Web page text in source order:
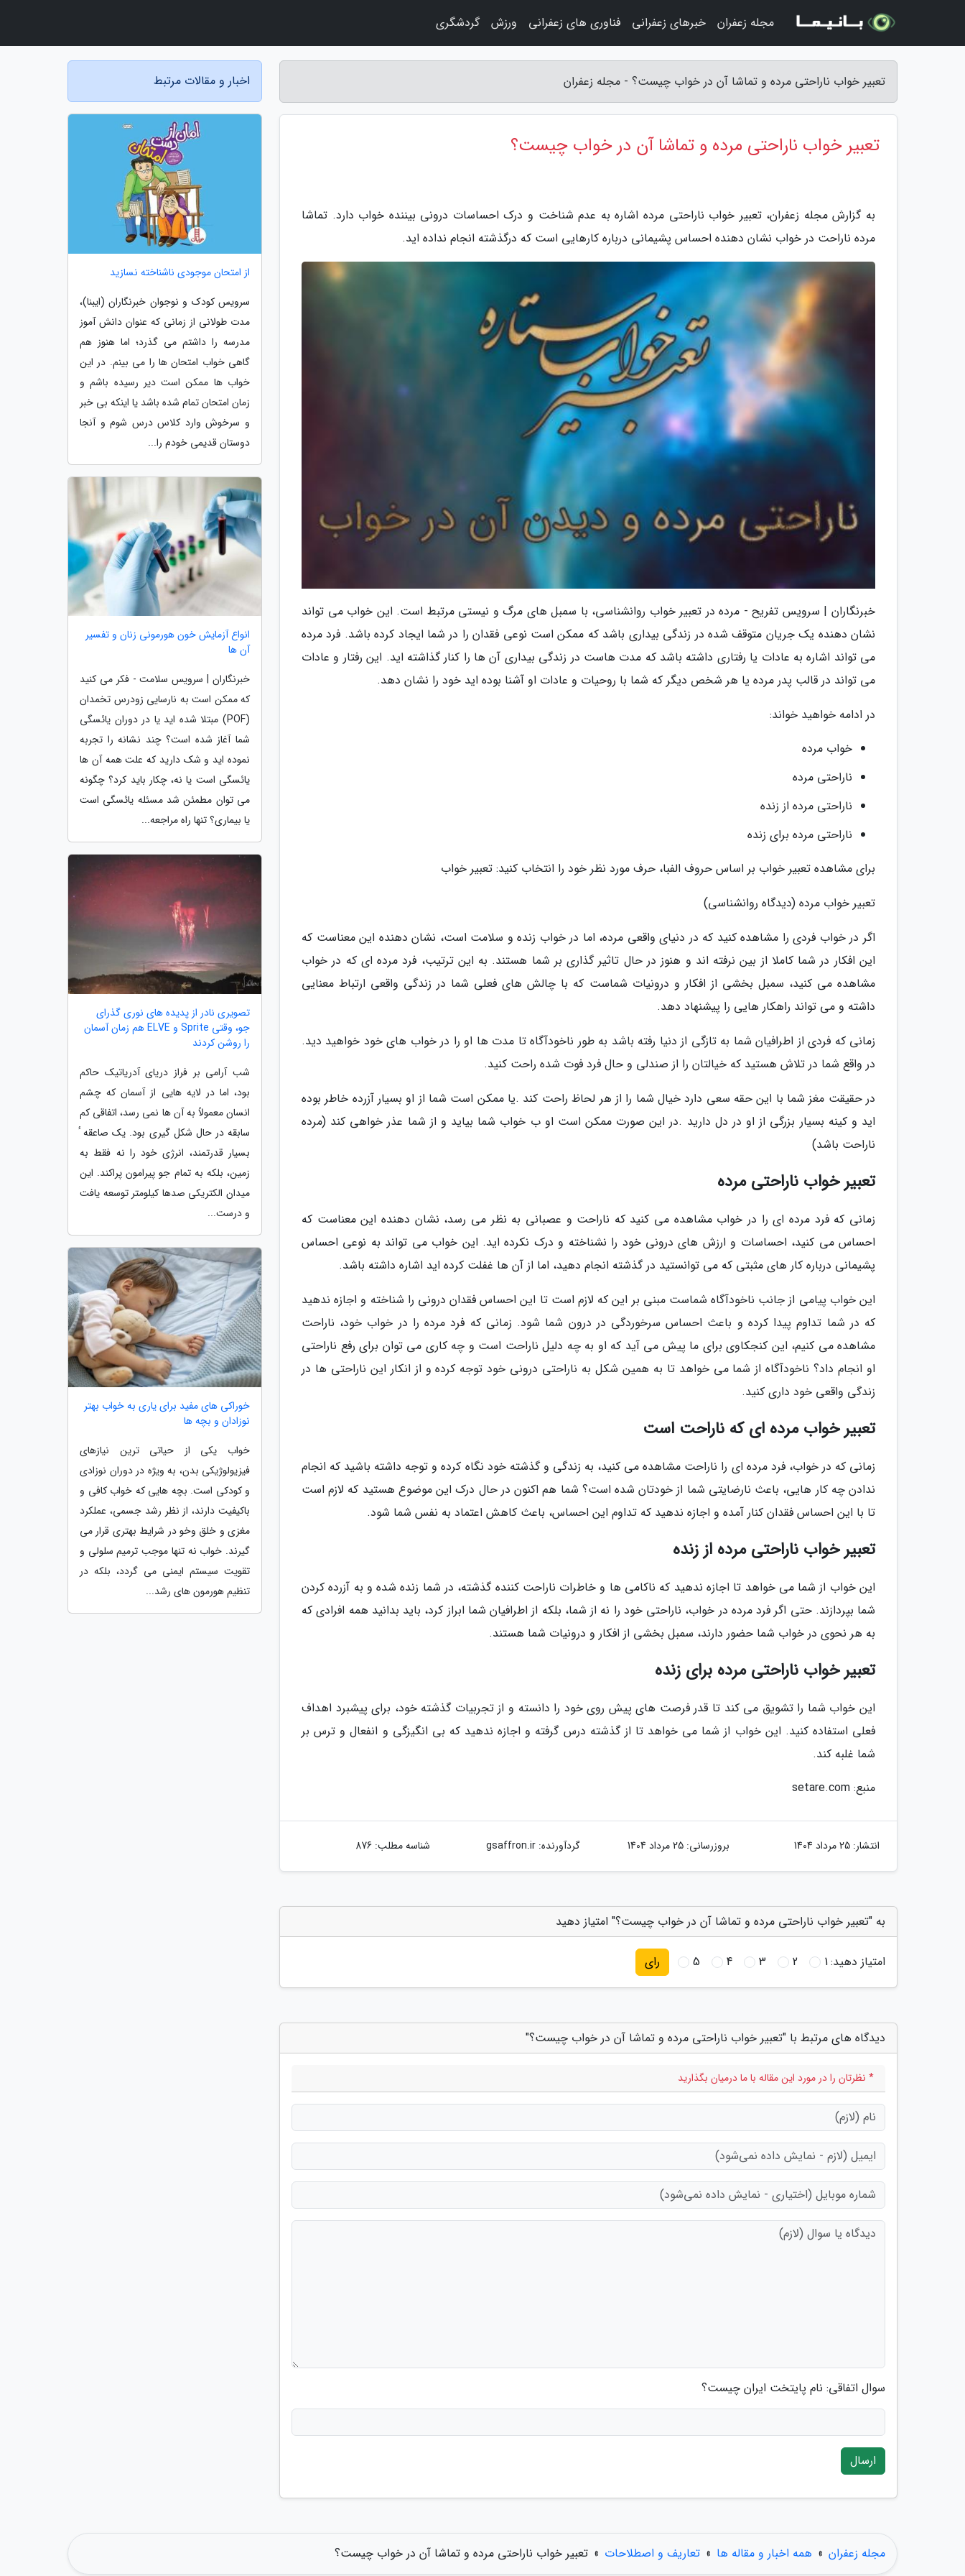
تعبیر خواب ناراحتی مرده و تماشا آن در خواب چیست؟ - مجله زعفران
تعبیر خواب ناراحتی مرده و تماشا آن در خواب چیست؟
به گزارش مجله زعفران، تعبیر خواب ناراحتی مرده اشاره به عدم شناخت و درک احساسات درونی بیننده خواب دارد. تماشا
مرده ناراحت در خواب نشان دهنده احساس پشیمانی درباره کارهایی است که درگذشته انجام نداده اید.
خبرنگاران | سرویس تفریح - مرده در تعبیر خواب روانشناسی، با سمبل های مرگ و نیستی مرتبط است. این خواب می تواند
نشان دهنده یک جریان متوقف شده در زندگی بیداری باشد که ممکن است نوعی فقدان را در شما ایجاد کرده باشد. فرد مرده
می تواند اشاره به عادات یا رفتاری داشته باشد که مدت هاست در زندگی بیداری آن ها را کنار گذاشته اید. این رفتار و عادات
می تواند در قالب پدر مرده یا هر شخص دیگر که شما با روحیات و عادات او آشنا بوده اید خود را نشان دهد.
در ادامه خواهید خواند:
خواب مرده
ناراحتی مرده
ناراحتی مرده از زنده
ناراحتی مرده برای زنده
برای مشاهده تعبیر خواب بر اساس حروف الفبا، حرف مورد نظر خود را انتخاب کنید: تعبیر خواب
تعبیر خواب مرده (دیدگاه روانشناسی)
اگر در خواب فردی را مشاهده کنید که در دنیای واقعی مرده، اما در خواب زنده و سلامت است، نشان دهنده این معناست که
این افکار در شما کاملا از بین نرفته اند و هنوز در حال تاثیر گذاری بر شما هستند. به این ترتیب، فرد مرده ای که در خواب
مشاهده می کنید، سمبل بخشی از افکار و درونیات شماست که با چالش های فعلی شما در زندگی واقعی ارتباط معنایی
داشته و می تواند راهکار هایی را پیشنهاد دهد.
زمانی که فردی از اطرافیان شما به تازگی از دنیا رفته باشد به طور ناخودآگاه تا مدت ها او را در خواب های خود خواهید دید.
در واقع شما در تلاش هستید که خیالتان را از صندلی و حال فرد فوت شده راحت کنید.
در حقیقت مغز شما با این حقه سعی دارد خیال شما را از هر لحاظ راحت کند .یا ممکن است شما از او بسیار آزرده خاطر بوده
اید و کینه بسیار بزرگی از او در دل دارید .در این صورت ممکن است او ب خواب شما بیاید و از شما عذر خواهی کند (مرده
ناراحت باشد)
تعبیر خواب ناراحتی مرده
زمانی که فرد مرده ای را در خواب مشاهده می کنید که ناراحت و عصبانی به نظر می رسد، نشان دهنده این معناست که
احساس می کنید، احساسات و ارزش های درونی خود را نشناخته و درک نکرده اید. این خواب می تواند به نوعی احساس
پشیمانی درباره کار های مثبتی که می توانستید در گذشته انجام دهید، اما از آن ها غفلت کرده اید اشاره داشته باشد.
این خواب پیامی از جانب ناخودآگاه شماست مبنی بر این که لازم است تا این احساس فقدان درونی را شناخته و اجازه ندهید
که در شما تداوم پیدا کرده و باعث احساس سرخوردگی در درون شما شود. زمانی که فرد مرده را در خواب خود، ناراحت
مشاهده می کنیم، این کنجکاوی برای ما پیش می آید که او به چه دلیل ناراحت است و چه کاری می توان برای رفع ناراحتی
او انجام داد؟ ناخودآگاه از شما می خواهد تا به همین شکل به ناراحتی درونی خود توجه کرده و از انکار این ناراحتی ها در
زندگی واقعی خود داری کنید.
تعبیر خواب مرده ای که ناراحت است
زمانی که در خواب، فرد مرده ای را ناراحت مشاهده می کنید، به زندگی و گذشته خود نگاه کرده و توجه داشته باشید که انجام
ندادن چه کار هایی، باعث نارضایتی شما از خودتان شده است؟ شما هم اکنون در حال درک این موضوع هستید که لازم است
تا با این احساس فقدان کنار آمده و اجازه ندهید که تداوم این احساس، باعث کاهش اعتماد به نفس شما شود.
تعبیر خواب ناراحتی مرده از زنده
این خواب از شما می خواهد تا اجازه ندهید که ناکامی ها و خاطرات ناراحت کننده گذشته، در شما زنده شده و به آزرده کردن
شما بپردازند. حتی اگر فرد مرده در خواب، ناراحتی خود را نه از شما، بلکه از اطرافیان شما ابراز کرد، باید بدانید همه افرادی که
به هر نحوی در خواب شما حضور دارند، سمبل بخشی از افکار و درونیات شما هستند.
تعبیر خواب ناراحتی مرده برای زنده
این خواب شما را تشویق می کند تا قدر فرصت های پیش روی خود را دانسته و از تجربیات گذشته خود، برای پیشبرد اهداف
فعلی استفاده کنید. این خواب از شما می خواهد تا از گذشته درس گرفته و اجازه ندهید که بی انگیزگی و انفعال و ترس بر
شما غلبه کند.
منبع: setare.com
انتشار: 25 مرداد 1404 بروزرسانی: 25 مرداد 1404 گردآورنده:gsaffron.ir شناسه مطلب: 876
به "تعبیر خواب ناراحتی مرده و تماشا آن در خواب چیست؟" امتیاز دهید
امتیاز دهید:1
2
3
4
5 رای
دیدگاه های مرتبط با "تعبیر خواب ناراحتی مرده و تماشا آن در خواب چیست؟"
* نظرتان را در مورد این مقاله با ما درمیان بگذارید
سوال اتفاقی: نام پایتخت ایران چیست؟
ارسال
اخبار و مقالات مرتبط
از امتحان موجودی ناشناخته نسازید
سرویس کودک و نوجوان خبرنگاران (ایبنا)،
مدت طولانی از زمانی که عنوان دانش آموز
مدرسه را داشتم می گذرد؛ اما هنوز هم
گاهی خواب امتحان ها را می بینم. در این
خواب ها ممکن است دیر رسیده باشم و
زمان امتحان تمام شده باشد یا اینکه بی خبر
و سرخوش وارد کلاس درس شوم و آنجا
دوستان قدیمی خودم را...
انواع آزمایش خون هورمونی زنان و تفسیر
آن ها
خبرنگاران | سرویس سلامت - فکر می کنید
که ممکن است به نارسایی زودرس تخمدان
(POF) مبتلا شده اید یا در دوران یائسگی
شما آغاز شده است؟ چند نشانه را تجربه
نموده اید و شک دارید که علت همه آن ها
یائسگی است یا نه، چکار باید کرد؟ چگونه
می توان مطمئن شد مسئله یائسگی است
یا بیماری؟ تنها راه مراجعه...
تصویری نادر از پدیده های نوری گذرای
جو، وقتی Sprite و ELVE هم زمان آسمان
را روشن کردند
شب آرامی بر فراز دریای آدریاتیک حاکم
بود، اما در لایه هایی از آسمان که چشم
انسان معمولاً به آن ها نمی رسد، اتفاقی کم
سابقه در حال شکل گیری بود. یک صاعقه ٔ
بسیار قدرتمند، انرژی خود را نه فقط به
زمین، بلکه به تمام جو پیرامون پراکند. این
میدان الکتریکی صدها کیلومتر توسعه یافت
و درست...
خوراکی های مفید برای یاری به خواب بهتر
نوزادان و بچه ها
خواب یکی از حیاتی ترین نیازهای
فیزیولوژیکی بدن، به ویژه در دوران نوزادی
و کودکی است. بچه هایی که خواب کافی و
باکیفیت دارند، از نظر رشد جسمی، عملکرد
مغزی و خلق وخو در شرایط بهتری قرار می
گیرند. خواب نه تنها موجب ترمیم سلولی و
تقویت سیستم ایمنی می گردد، بلکه در
تنظیم هورمون های رشد...
مجله زعفران » همه اخبار و مقاله ها » تعاریف و اصطلاحات » تعبیر خواب ناراحتی مرده و تماشا آن در خواب چیست؟
مجله زعفران خبرهای زعفرانی فناوری های زعفرانی ورزش گردشگری